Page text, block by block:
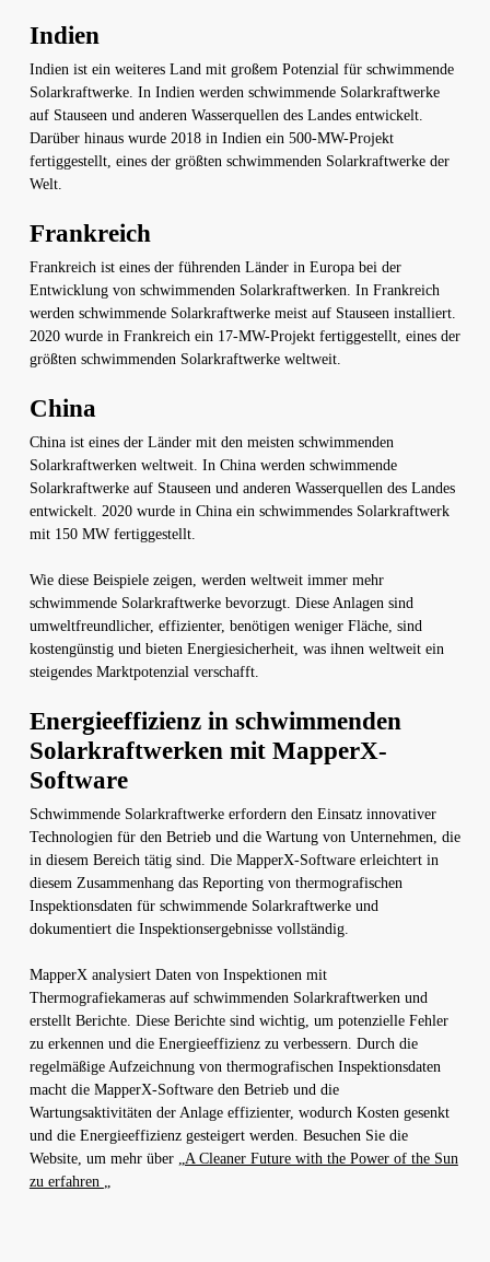
Indien
Indien ist ein weiteres Land mit großem Potenzial für schwimmende
Solarkraftwerke. In Indien werden schwimmende Solarkraftwerke
auf Stauseen und anderen Wasserquellen des Landes entwickelt.
Darüber hinaus wurde 2018 in Indien ein 500-MW-Projekt
fertiggestellt, eines der größten schwimmenden Solarkraftwerke der
Welt.
Frankreich
Frankreich ist eines der führenden Länder in Europa bei der
Entwicklung von schwimmenden Solarkraftwerken. In Frankreich
werden schwimmende Solarkraftwerke meist auf Stauseen installiert.
2020 wurde in Frankreich ein 17-MW-Projekt fertiggestellt, eines der
größten schwimmenden Solarkraftwerke weltweit.
China
China ist eines der Länder mit den meisten schwimmenden
Solarkraftwerken weltweit. In China werden schwimmende
Solarkraftwerke auf Stauseen und anderen Wasserquellen des Landes
entwickelt. 2020 wurde in China ein schwimmendes Solarkraftwerk
mit 150 MW fertiggestellt.
Wie diese Beispiele zeigen, werden weltweit immer mehr
schwimmende Solarkraftwerke bevorzugt. Diese Anlagen sind
umweltfreundlicher, effizienter, benötigen weniger Fläche, sind
kostengünstig und bieten Energiesicherheit, was ihnen weltweit ein
steigendes Marktpotenzial verschafft.
Energieeffizienz in schwimmenden
Solarkraftwerken mit MapperX-
Software
Schwimmende Solarkraftwerke erfordern den Einsatz innovativer
Technologien für den Betrieb und die Wartung von Unternehmen, die
in diesem Bereich tätig sind. Die MapperX-Software erleichtert in
diesem Zusammenhang das Reporting von thermografischen
Inspektionsdaten für schwimmende Solarkraftwerke und
dokumentiert die Inspektionsergebnisse vollständig.
MapperX analysiert Daten von Inspektionen mit
Thermografiekameras auf schwimmenden Solarkraftwerken und
erstellt Berichte. Diese Berichte sind wichtig, um potenzielle Fehler
zu erkennen und die Energieeffizienz zu verbessern. Durch die
regelmäßige Aufzeichnung von thermografischen Inspektionsdaten
macht die MapperX-Software den Betrieb und die
Wartungsaktivitäten der Anlage effizienter, wodurch Kosten gesenkt
und die Energieeffizienz gesteigert werden. Besuchen Sie die
Website, um mehr über „A Cleaner Future with the Power of the Sun
zu erfahren „